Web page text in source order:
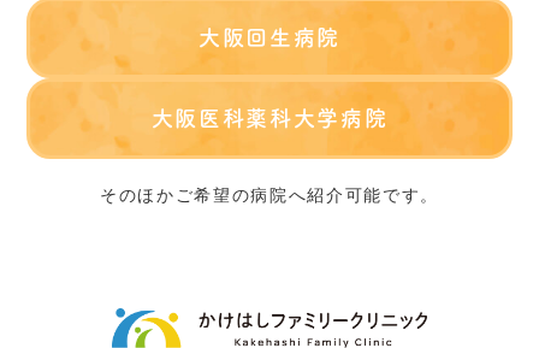
大阪回生病院
大阪医科薬科大学病院
そのほかご希望の病院へ紹介可能です。